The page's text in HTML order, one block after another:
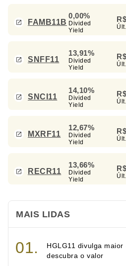
FAMB11B
0,00%
Divided
Yield
SNFF11
13,91%
Divided
Yield
SNCI11
14,10%
Divided
Yield
MXRF11
12,67%
Divided
Yield
RECR11
13,66%
Divided
Yield
MAIS LIDAS
HGLG11 divulga
descubra o valor